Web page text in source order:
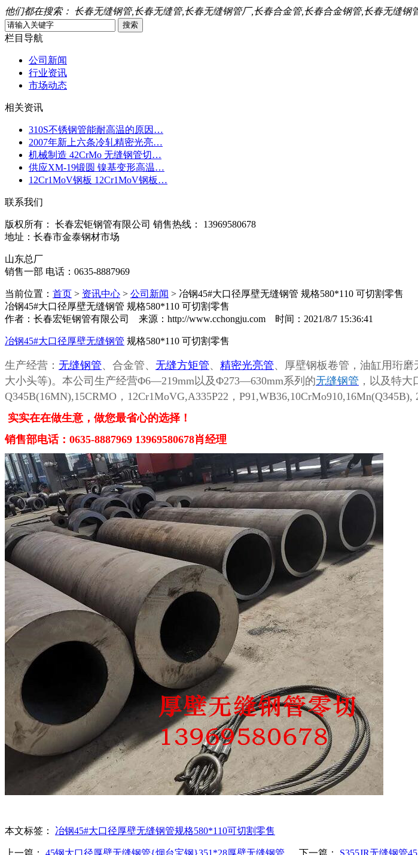
他们都在搜索： 长春无缝钢管,长春无缝管,长春无缝钢管厂,长春合金管,长春合金钢管,长春无缝钢
栏目导航
公司新闻
行业资讯
市场动态
相关资讯
310S不锈钢管能耐高温的原因…
2007年新上六条冷轧精密光亮…
机械制造 42CrMo 无缝钢管切…
供应XM-19锻圆 镍基变形高温…
12Cr1MoV钢板 12Cr1MoV钢板…
联系我们
版权所有： 长春宏钜钢管有限公司 销售热线： 13969580678
地址：长春市金泰钢材市场
山东总厂
销售一部 电话：0635-8887969
当前位置： 首页 > 资讯中心 > 公司新闻 > 冶钢45#大口径厚壁无缝钢管 规格580*110 可切割零售
冶钢45#大口径厚壁无缝钢管 规格580*110 可切割零售
作者：长春宏钜钢管有限公司 来源：http://www.cchongju.com 时间：2021/8/7 15:36:41
冶钢45#大口径厚壁无缝钢管 规格580*110 可切割零售
生产经营： 无缝钢管、合金管、 无缝方矩管、 精密光亮管、厚壁钢板卷管，油缸用珩磨
大小头等)。本公司生产经营Φ6—219mm以及Φ273—630mm系列的无缝钢管 ，以及特
Q345B(16MN),15CRMO，12Cr1MoVG,A335P22，P91,WB36,10CrMo910,16Mn(Q345B),
实实在在做生意，做您最省心的选择！
销售部电话： 0635-8887969 13969580678肖经理
本文标签： 冶钢45#大口径厚壁无缝钢管规格580*110可切割零售
上一篇： 45钢大口径厚壁无缝钢管{烟台宝钢}351*28厚壁无缝钢管 下一篇： S355JR无缝钢管